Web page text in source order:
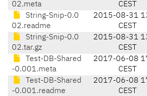
02.meta
CEST
String-Snip-0.0
02.readme
2015-08-31
CEST
String-Snip-0.0
02.tar.gz
2015-08-31
CEST
Test-DB-Shared
-0.001.meta
2017-06-08
CEST
Test-DB-Shared
-0.001.readme
2017-06-08
CEST